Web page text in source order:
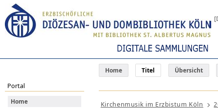
Home Titel Übersicht
Portal
Home Kirchenmusik im Erzbistum Köln